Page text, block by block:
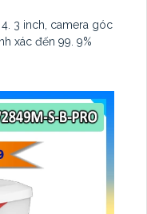
3 inch, camera góc
xác đến 99. 9%